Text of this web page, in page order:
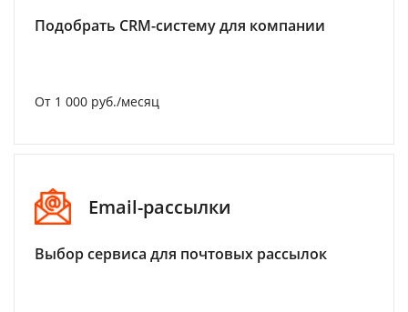
Подобрать CRM-систему для компании
От 1 000 руб./месяц
Email-рассылки
Выбор сервиса для почтовых рассылок